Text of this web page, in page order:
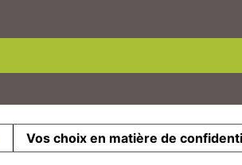
Vos choix en matière de